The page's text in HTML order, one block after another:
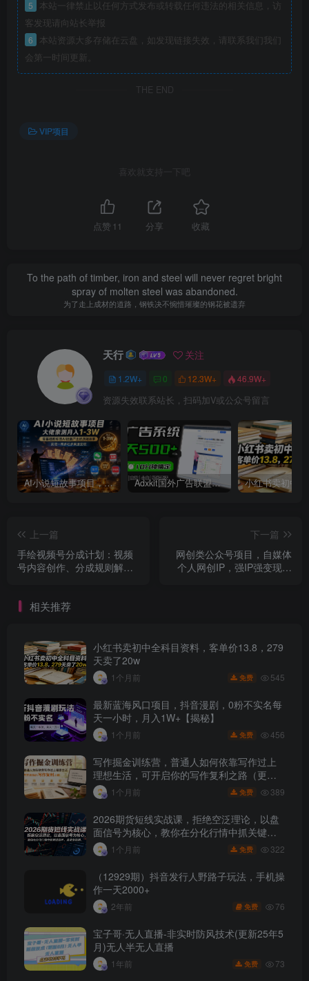
5
本站一律禁止以任何方式发布或转载任何违法的相关信息，访
客发现请向站长举报
6
本站资源大多存储在云盘，如发现链接失效，请联系我们我们
会第一时间更新。
THE END
VIP项目
喜欢就支持一下吧
点赞 11 分享 收藏
To the path of timber, iron and steel will never regret bright
spray of molten steel was abandoned.
为了走上成材的道路，钢铁决不惋惜璀璨的钢花被遗弃
天行 关注
1.2W+ 0 12.3W+ 46.9W+
资源失效联系站长，扫码加V或公众号留言
AI小说短故事项目，大佬亲测月入1-3W，零基础教你用AI批量产出优质短故事，实现一稿多吃多渠道变现 Adxkit国外广告联盟系统，一天上500+广告，让你的投放更加高效简单！
上一篇
手绘视频号分成计划：视频
号内容创作、分成规则解
下一篇
网创类公众号项目，自媒体
个人网创IP，强IP强变现，
相关推荐
小红书卖初中全科目资料，客单价13.8，279
天卖了20w
1个月前 免费 545
最新蓝海风口项目，抖音漫剧，0粉不实名每
天一小时，月入1W+【揭秘】
1个月前 免费 456
写作掘金训练营，普通人如何依靠写作过上
理想生活，可开启你的写作复利之路（更新6
月） 1个月前 免费 389
2026期货短线实战课，拒绝空泛理论，以盘
面信号为核心，教你在分化行情中抓关键品
种、避诱多陷阱
1个月前 免费 322
（12929期）抖音发行人野路子玩法，手机操
作一天2000+
2年前 免费 76
宝子哥·无人直播-非实时防风技术(更新25年5
月)无人半无人直播
1年前 免费 73